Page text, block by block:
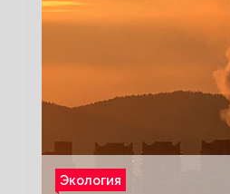
Экология